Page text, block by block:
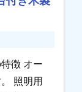
徴 オー
照明用